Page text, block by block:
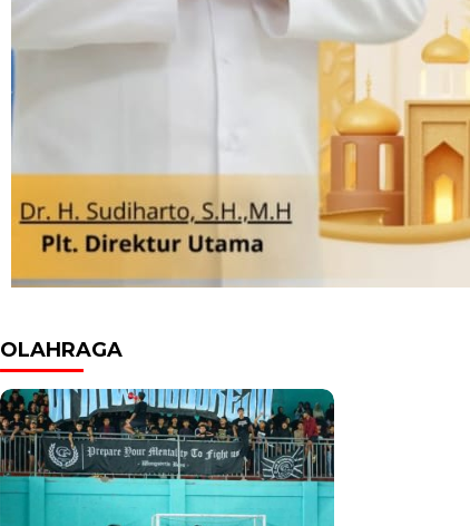
OLAHRAGA